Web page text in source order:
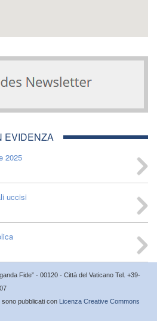
EVIDENZA
2025
uccisi
Fide” - 00120 - Città del Vaticano Tel. +39-
sono pubblicati con Licenza Creative Commons